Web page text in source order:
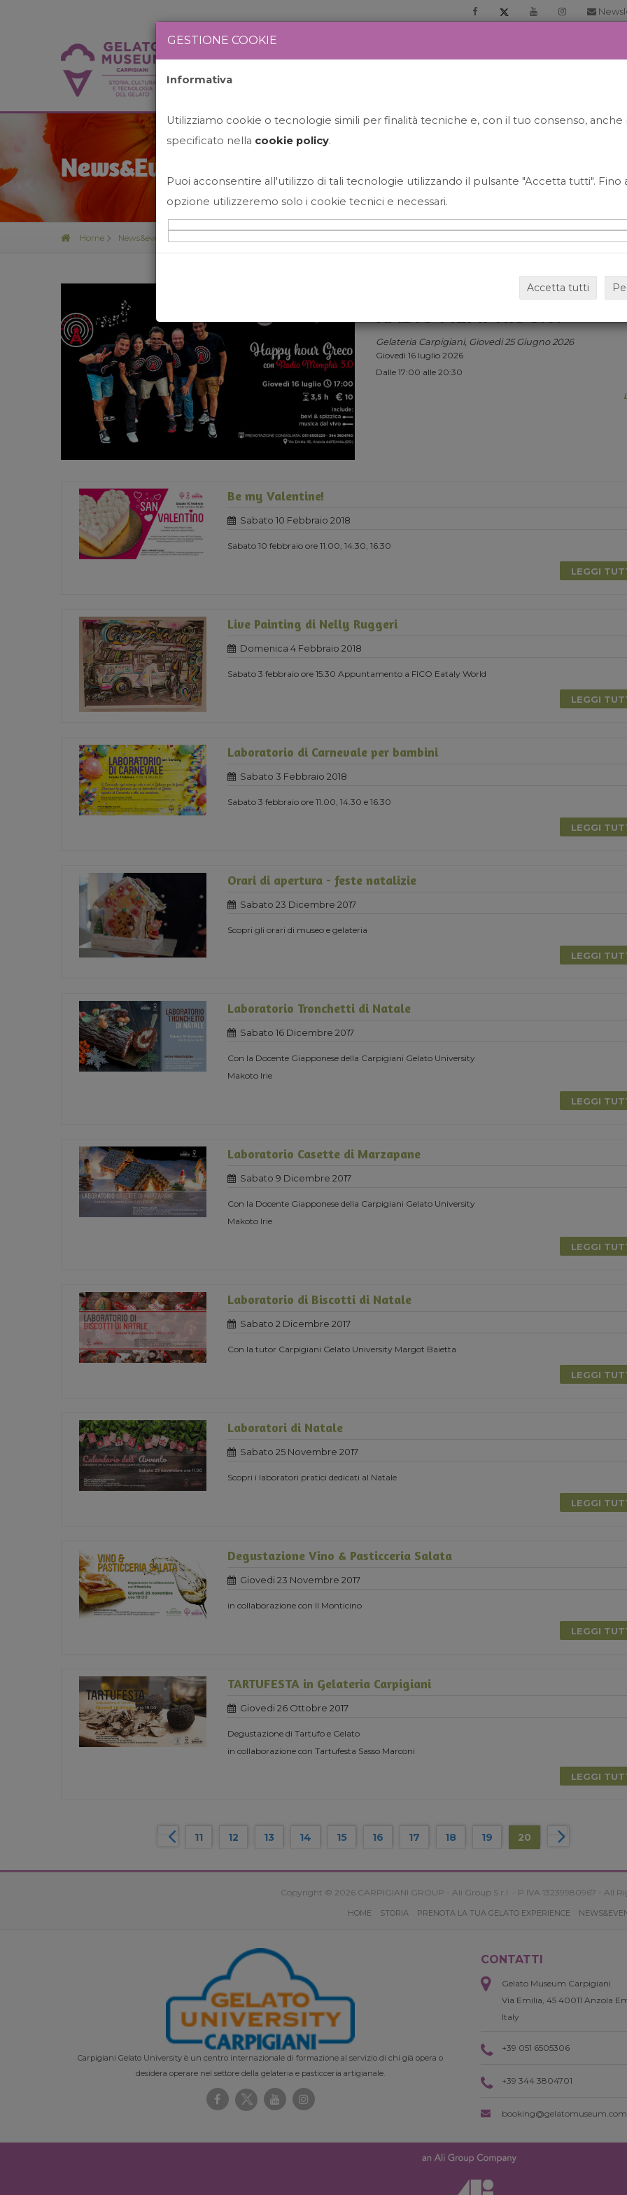
News&Events
Home News&events
HAPPY HOUR GRECO CON
RADIO MEMPHIS 3.0.
Gelateria Carpigiani, Giovedi 25 Giugno 2026
Giovedì 16 luglio 2026
Dalle 17:00 alle 20:30
Be my Valentine!
Sabato 10 Febbraio 2018
Sabato 10 febbraio ore 11.00, 14.30, 16.30
LEGGI
Live Painting di Nelly Ruggeri
Domenica 4 Febbraio 2018
Sabato 3 febbraio ore 15:30 Appuntamento a FICO Eataly World
LEGGI
Laboratorio di Carnevale per bambini
Sabato 3 Febbraio 2018
Sabato 3 febbraio ore 11.00, 14.30 e 16.30
LEGGI
Orari di apertura - feste natalizie
Sabato 23 Dicembre 2017
Scopri gli orari di museo e gelateria
LEGGI
Laboratorio Tronchetti di Natale
Sabato 16 Dicembre 2017
Con la Docente Giapponese della Carpigiani Gelato University
Makoto Irie
LEGGI
Laboratorio Casette di Marzapane
Sabato 9 Dicembre 2017
Con la Docente Giapponese della Carpigiani Gelato University
Makoto Irie
LEGGI
Laboratorio di Biscotti di Natale
Sabato 2 Dicembre 2017
Con la tutor Carpigiani Gelato University Margot Baietta
LEGGI
Laboratori di Natale
Sabato 25 Novembre 2017
Scopri i laboratori pratici dedicati al Natale
LEGGI
Degustazione Vino & Pasticceria Salata
Giovedi 23 Novembre 2017
in collaborazione con Il Monticino
LEGGI
TARTUFESTA in Gelateria Carpigiani
Giovedi 26 Ottobre 2017
Degustazione di Tartufo e Gelato
in collaborazione con Tartufesta Sasso Marconi
LEGGI
11 12 13 14 15 16 17 18 19 20
Copyright © 2026 CARPIGIANI GROUP - Ali Group S.r.l. - P.IVA 13239980967 - All
HOME STORIA PRENOTA LA TUA GELATO EXPERIENCE
Carpigiani Gelato University è un centro internazionale di formazione al servizio di chi già opera o
desidera operare nel settore della gelateria e pasticceria artigianale.
CONTATTI
Gelato Museum Carpigiani
Via Emilia, 45 40011 Anzola
Italy
+39 051 6505306
+39 344 3804701
booking@gelatomuseum.com
GESTIONE COOKIE
Informativa
Utilizziamo cookie o tecnologie simili per finalità tecniche e, con il tuo consenso,
specificato nella cookie policy.
Puoi acconsentire all'utilizzo di tali tecnologie utilizzando il pulsante "Accetta tutti". Fino
opzione utilizzeremo solo i cookie tecnici e necessari.
Accetta tutti